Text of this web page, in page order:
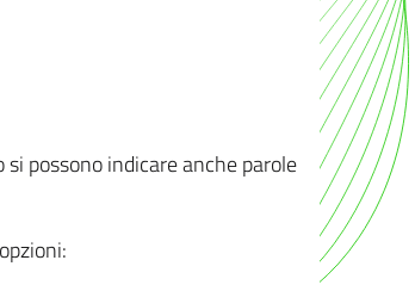
possono indicare anche parole